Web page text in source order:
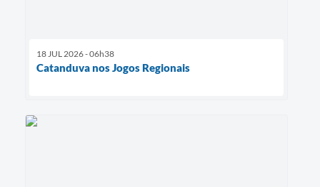
18 JUL 2026 - 06h38
Catanduva nos Jogos Regionais